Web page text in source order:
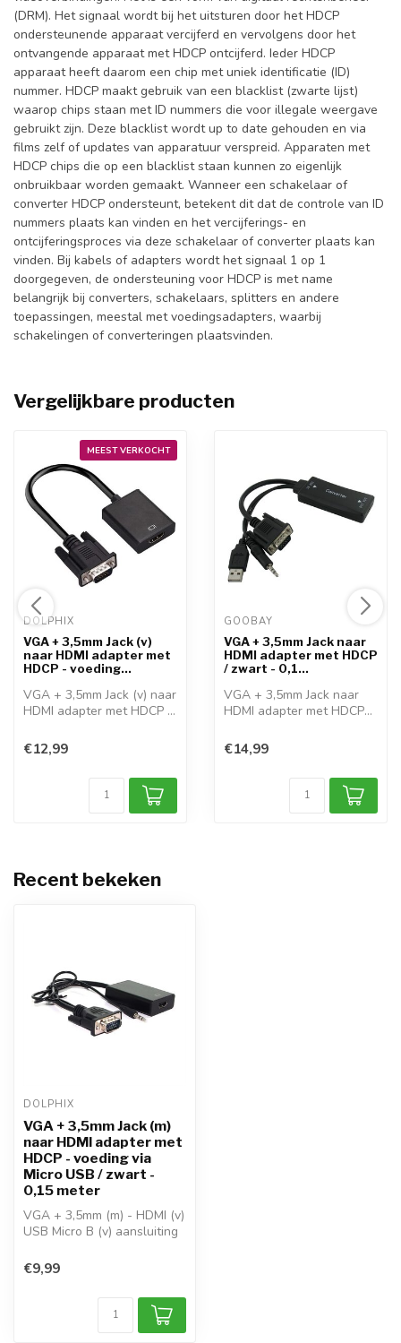
(DRM). Het signaal wordt bij het uitsturen door het HDCP
ondersteunende apparaat vercijferd en vervolgens door het
ontvangende apparaat met HDCP ontcijferd. Ieder HDCP
apparaat heeft daarom een chip met uniek identificatie (ID)
nummer. HDCP maakt gebruik van een blacklist (zwarte lijst)
waarop chips staan met ID nummers die voor illegale weergave
gebruikt zijn. Deze blacklist wordt up to date gehouden en via
films zelf of updates van apparatuur verspreid. Apparaten met
HDCP chips die op een blacklist staan kunnen zo eigenlijk
onbruikbaar worden gemaakt. Wanneer een schakelaar of
converter HDCP ondersteunt, betekent dit dat de controle van ID
nummers plaats kan vinden en het vercijferings- en
ontcijferingsproces via deze schakelaar of converter plaats kan
vinden. Bij kabels of adapters wordt het signaal 1 op 1
doorgegeven, de ondersteuning voor HDCP is met name
belangrijk bij converters, schakelaars, splitters en andere
toepassingen, meestal met voedingsadapters, waarbij
schakelingen of converteringen plaatsvinden.
Vergelijkbare producten
MEEST VERKOCHT
DOLPHIX
VGA + 3,5mm Jack (v)
naar HDMI adapter met
HDCP - voeding...
VGA + 3,5mm Jack (v) naar
HDMI adapter met HDCP -
€12,99
GOOBAY
VGA + 3,5mm Jack naar
HDMI adapter met HDCP
/ zwart - 0,1...
VGA + 3,5mm Jack naar
HDMI adapter met HDCP
€14,99
Recent bekeken
DOLPHIX
VGA + 3,5mm Jack (m)
naar HDMI adapter met
HDCP - voeding via
Micro USB / zwart -
0,15 meter
VGA + 3,5mm (m) - HDMI (v)
USB Micro B (v) aansluiting
richting: PC...
€9,99